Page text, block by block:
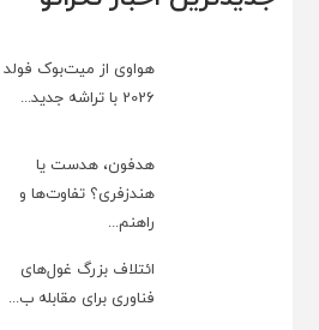
هواوی از میت‌بوک فولد
2026 با تراشه جدید...
هدفون، هدست یا
هندزفری؟ تفاوت‌ها و
راهنم...
ائتلاف بزرگ غول‌های
فناوری برای مقابله ب...